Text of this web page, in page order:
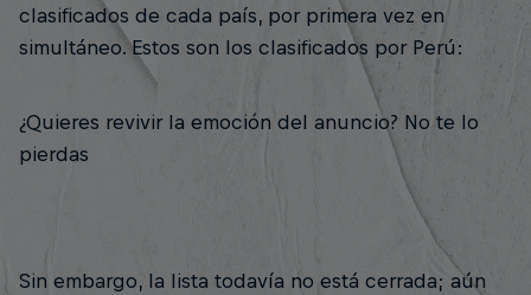
clasificados de cada país, por primera vez en
simultáneo. Estos son los clasificados por Perú:
¿Quieres revivir la emoción del anuncio? No te lo
pierdas
Sin embargo, la lista todavía no está cerrada; aún